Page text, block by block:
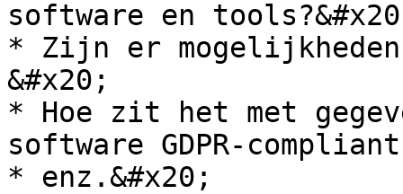
software en
* Zijn er
&#x20;
* Hoe zit het met
software GDPR-
* enz.&#x20;